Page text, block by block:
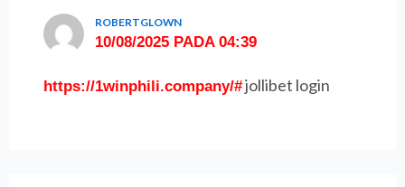
ROBERTGLOWN
10/08/2025 PADA 04:39
https://1winphili.company/#jollibet login